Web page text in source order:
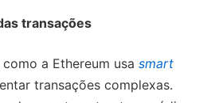
transações
como a Ethereum usa smart
transações complexas.